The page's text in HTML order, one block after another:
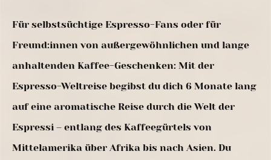
Für selbstsüchtige Espresso-Fans oder für
Freund:innen von außergewöhnlichen und lange
anhaltenden Kaffee-Geschenken: Mit der
Espresso-Weltreise begibst du dich 6 Monate lang
auf eine aromatische Reise durch die Welt der
Espressi – entlang des Kaffeegürtels von
Mittelamerika über Afrika bis nach Asien. Du